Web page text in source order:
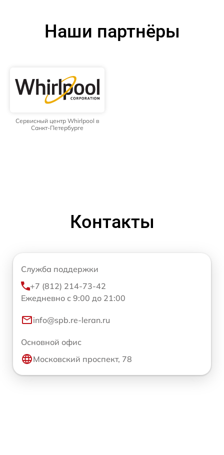
Наши партнёры
Сервисный центр Whirlpool в
Санкт-Петербурге
Контакты
Служба поддержки
+7 (812) 214-73-42
Ежедневно с 9:00 до 21:00
info@spb.re-leran.ru
Основной офис
Московский проспект, 78